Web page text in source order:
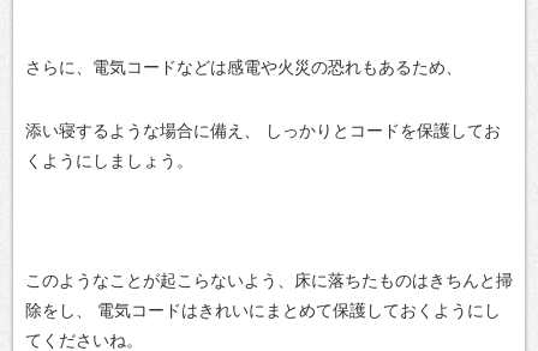
さらに、電気コードなどは感電や火災の恐れもあるため、
添い寝するような場合に備え、
しっかりとコードを保護してお
くようにしましょう。
このようなことが起こらないよう、床に落ちたものはきちんと掃
除をし、
電気コードはきれいにまとめて保護しておくようにし
てくださいね。